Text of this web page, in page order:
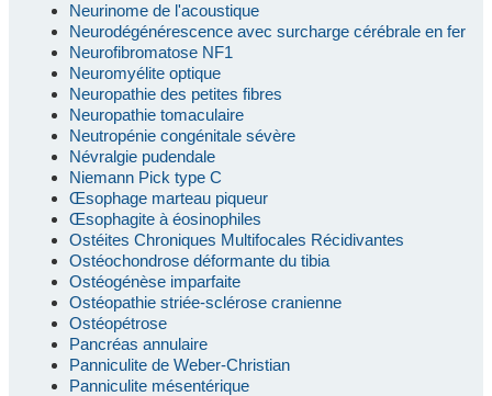
Neurinome de l'acoustique
Neurodégénérescence avec surcharge cérébrale en fer
Neurofibromatose NF1
Neuromyélite optique
Neuropathie des petites fibres
Neuropathie tomaculaire
Neutropénie congénitale sévère
Névralgie pudendale
Niemann Pick type C
Œsophage marteau piqueur
Œsophagite à éosinophiles
Ostéites Chroniques Multifocales Récidivantes
Ostéochondrose déformante du tibia
Ostéogénèse imparfaite
Ostéopathie striée-sclérose cranienne
Ostéopétrose
Pancréas annulaire
Panniculite de Weber-Christian
Panniculite mésentérique